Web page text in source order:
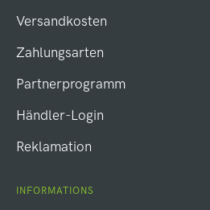
Versandkosten
Zahlungsarten
Partnerprogramm
Händler-Login
Reklamation
INFORMATIONS